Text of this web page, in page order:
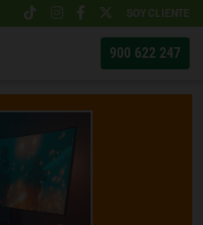
SOY CLIENTE
900 622 247